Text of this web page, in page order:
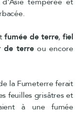
tempérée et
fumée de terre, fiel
de terreou encore
la Fumeterre ferait
feuilles grisâtres et
à une fumée